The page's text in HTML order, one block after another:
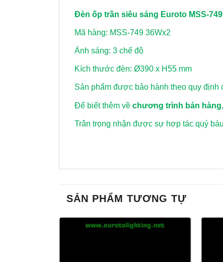
Đèn ốp trần siêu sáng Euroto MSS-
Mã hàng: MSS-749 36Wx2
Ánh sáng: 3 chế độ
Kích thước đèn: Ø390 x H55 mm
Sản phẩm được bảo hành theo quy định
Để biết thêm về chương trình bán hàng
Trân trọng nhận được sự hợp tác quý
SẢN PHẨM TƯƠNG TỰ